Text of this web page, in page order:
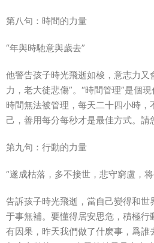
第八句：時間的力量
“年與時馳意與歲去”
他警告孩子時光飛逝如梭，意志力又
力，老大徒悲傷”。“時間管理”是個
時間無法被管理，每天二十四小時，
己，善用每分每秒才是最佳方式。
第九句：行動的力量
“遂成枯落，多不接世，悲守窮盧，
告訴孩子時光飛逝，當自己變得和
于事無補。要懂得居安思危，積極
有因果，昨天我們做了什麽事，爲誰